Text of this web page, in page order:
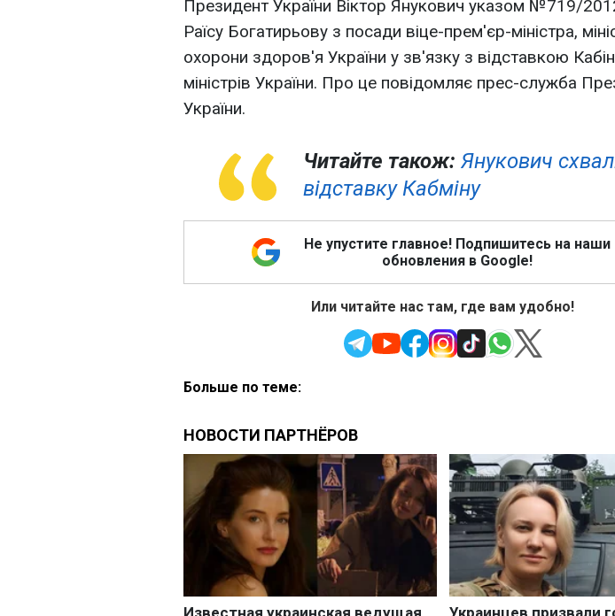
Президент України Віктор Янукович указом №719/
Раїсу Богатирьову з посади віце-прем'єр-міністра,
охорони здоров'я України у зв'язку з відставкою
міністрів України. Про це повідомляє прес-служба
України.
Читайте також: Янукович
відставку Кабміну
Не упустите главное! Подпишитесь на наши
обновления в Google!
Или читайте нас там, где вам удобно!
Больше по теме: